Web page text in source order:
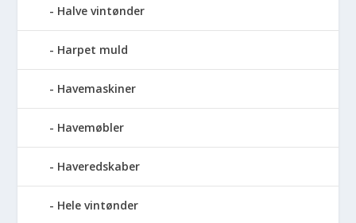
Halve vintønder
Harpet muld
Havemaskiner
Havemøbler
Haveredskaber
Hele vintønder